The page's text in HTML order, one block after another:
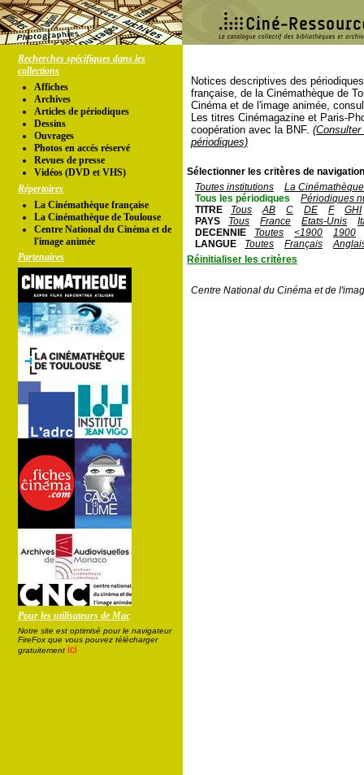
Recherches spécifiques dans les
collections
Affiches
Archives
Articles de périodiques
Dessins
Ouvrages
Photos en accés réservé
Revues de presse
Vidéos (DVD et VHS)
Répertoires
La Cinémathèque française
La Cinémathèque de Toulouse
Centre National du Cinéma et de
l'image animée
Partenaires
Pour les utilisateurs de Mac
Notre site est optimisé pour le navigateur
FireFox que vous pouvez télécharger
gratuitement ici
Notices descriptives des
française, de la Cinémathèque de
Cinéma et de l'image animée,
Les titres Cinémagazine et Paris-
coopération avec la BNF.
périodiques)
Sélectionner les critères de
Toutes institutions
La
Tous les périodiques
Périodiques
TITRE
Tous AB C DE F
GHI
PAYS
Tous France Etats-Unis
DECENNIE
Toutes <1900
1900
LANGUE
Toutes Français
Réinitialiser les critères
Centre National du Cinéma et de